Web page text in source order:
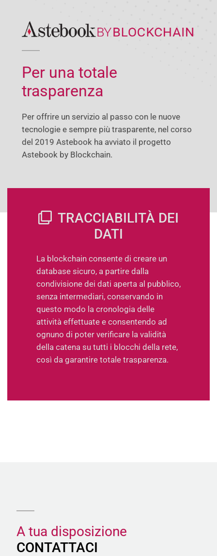
Per una totale
trasparenza
Per offrire un servizio al passo con le nuove
tecnologie e sempre più trasparente, nel corso
del 2019 Astebook ha avviato il progetto
Astebook by Blockchain.
TRACCIABILITÀ DEI
DATI
La blockchain consente di creare un
database sicuro, a partire dalla
condivisione dei dati aperta al pubblico,
senza intermediari, conservando in
questo modo la cronologia delle
attività effettuate e consentendo ad
ognuno di poter verificare la validità
della catena su tutti i blocchi della rete,
così da garantire totale trasparenza.
A tua disposizione
CONTATTACI